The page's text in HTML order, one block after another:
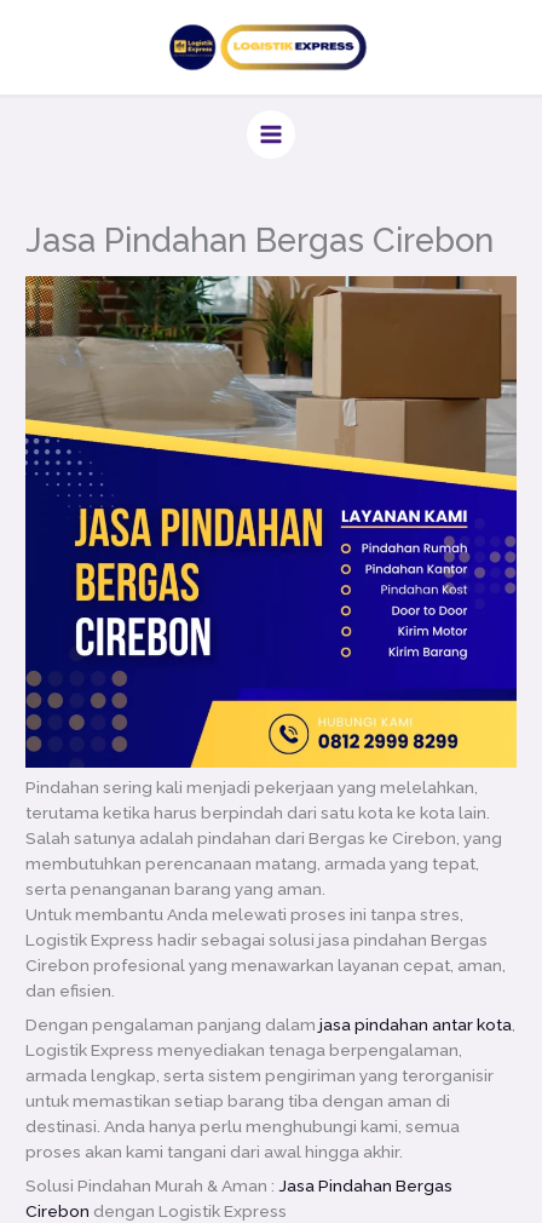
Jasa Pindahan Bergas Cirebon
Pindahan sering kali menjadi pekerjaan yang melelahkan,
terutama ketika harus berpindah dari satu kota ke kota lain.
Salah satunya adalah pindahan dari Bergas ke Cirebon, yang
membutuhkan perencanaan matang, armada yang tepat,
serta penanganan barang yang aman.
Untuk membantu Anda melewati proses ini tanpa stres,
Logistik Express hadir sebagai solusi jasa pindahan Bergas
Cirebon profesional yang menawarkan layanan cepat, aman,
dan efisien.
Dengan pengalaman panjang dalamjasa pindahan antar kota,
Logistik Express menyediakan tenaga berpengalaman,
armada lengkap, serta sistem pengiriman yang terorganisir
untuk memastikan setiap barang tiba dengan aman di
destinasi. Anda hanya perlu menghubungi kami, semua
proses akan kami tangani dari awal hingga akhir.
Solusi Pindahan Murah & Aman : Jasa Pindahan Bergas
Cirebon dengan Logistik Express